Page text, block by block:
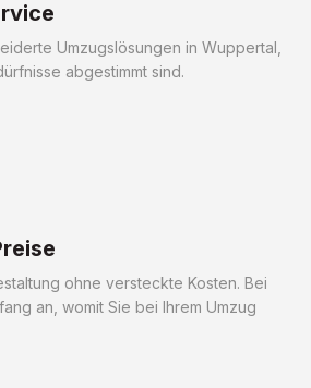
Umzugslösungen in Wuppertal,
abgestimmt sind.
ohne versteckte Kosten. Bei
an, womit Sie bei Ihrem Umzug